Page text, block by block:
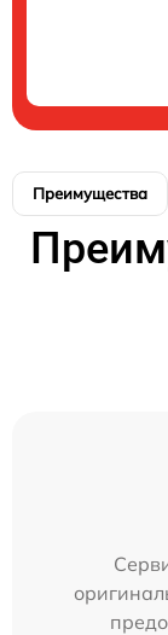
Преимущества